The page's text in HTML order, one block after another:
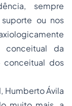
sempre
ou nos
conceitual da
conceitual dos
Humberto Ávila